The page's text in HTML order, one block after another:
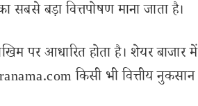
बड़ा वित्तपोषण माना जाता है।
पर आधारित होता है। शेयर
किसी भी वित्तीय नुकसान